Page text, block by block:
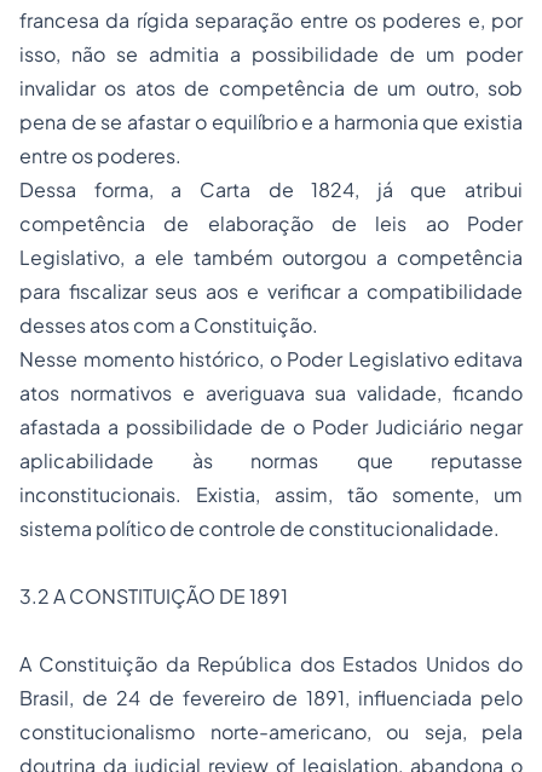
francesa da rígida separação entre os poderes e, por
isso, não se admitia a possibilidade de um poder
invalidar os atos de competência de um outro, sob
pena de se afastar o equilíbrio e a harmonia que existia
entre os poderes.
Dessa forma, a Carta de 1824, já que atribui
competência de elaboração de leis ao Poder
Legislativo, a ele também outorgou a competência
para fiscalizar seus aos e verificar a compatibilidade
desses atos com a Constituição.
Nesse momento histórico, o Poder Legislativo editava
atos normativos e averiguava sua validade, ficando
afastada a possibilidade de o Poder Judiciário negar
aplicabilidade às normas que reputasse
inconstitucionais. Existia, assim, tão somente, um
sistema político de controle de constitucionalidade.
3.2 A CONSTITUIÇÃO DE 1891
A Constituição da República dos Estados Unidos do
Brasil, de 24 de fevereiro de 1891, influenciada pelo
constitucionalismo norte-americano, ou seja, pela
doutrina da judicial review of legislation, abandona o